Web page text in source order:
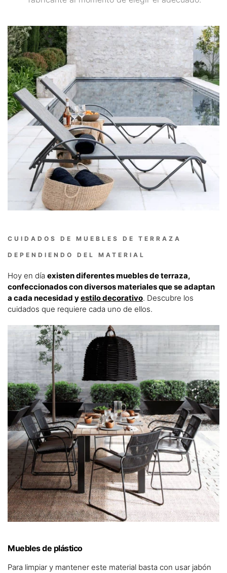
CUIDADOS DE MUEBLES DE TERRAZA
DEPENDIENDO DEL MATERIAL
Hoy en día existen diferentes muebles de terraza,
confeccionados con diversos materiales que se adaptan
a cada necesidad yestilo decorativo. Descubre los
cuidados que requiere cada uno de ellos.
Muebles de plástico
Para limpiar y mantener este material basta con usar jabón